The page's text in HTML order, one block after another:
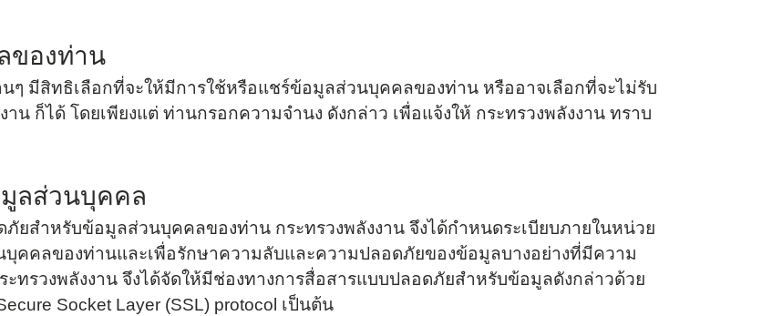
รอบ 6 เดือน
น
ของท่าน
ๆ มีสิทธิเลือกที่จะให้มีการใช้หรือแชร์ข้อมูลส่วนบุคคลของท่าน หรืออาจเลือกที่จะไม่รับ
น ก็ได้ โดยเพียงแต่ ท่านกรอกความจำนง ดังกล่าว เพื่อแจ้งให้ กระทรวงพลังงาน ทราบ
ลส่วนบุคคล
ยสำหรับข้อมูลส่วนบุคคลของท่าน กระทรวงพลังงาน จึงได้กำหนดระเบียบภายในหน่วย
คคลของท่านและเพื่อรักษาความลับและความปลอดภัยของข้อมูลบางอย่างที่มีความ
ทรวงพลังงาน จึงได้จัดให้มีช่องทางการสื่อสารแบบปลอดภัยสำหรับข้อมูลดังกล่าวด้วย
Socket Layer (SSL) protocol เป็นต้น